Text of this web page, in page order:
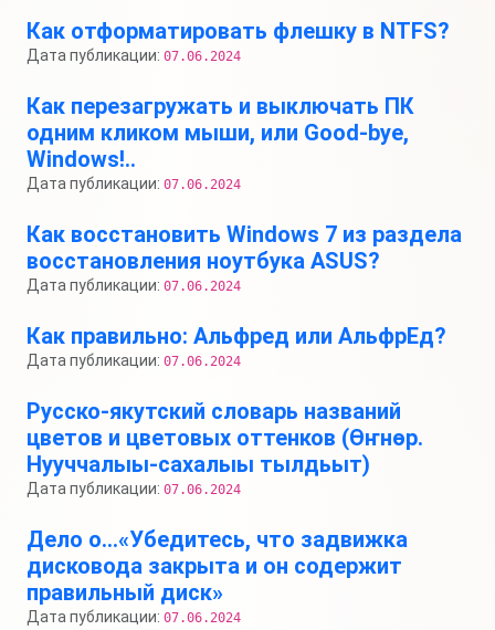
Как отформатировать флешку в NTFS?
Дата публикации: 07.06.2024
Как перезагружать и выключать ПК
одним кликом мыши, или Good-bye,
Windows!..
Дата публикации: 07.06.2024
Как восстановить Windows 7 из раздела
восстановления ноутбука ASUS?
Дата публикации: 07.06.2024
Как правильно: Альфред или АльфрЕд?
Дата публикации: 07.06.2024
Русско-якутский словарь названий
цветов и цветовых оттенков (Өҥнөр.
Нууччалыы-сахалыы тылдьыт)
Дата публикации: 07.06.2024
Дело о…«Убедитесь, что задвижка
дисковода закрыта и он содержит
правильный диск»
Дата публикации: 07.06.2024